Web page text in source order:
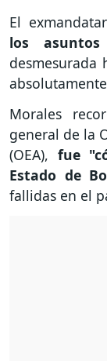
El
los
desmesurada
Morales
general de la
(OEA), fue
Estado de
fallidas en el